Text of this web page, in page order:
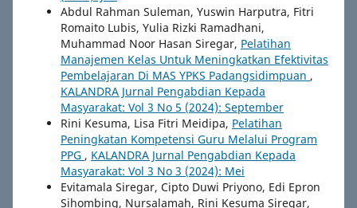
Abdul Rahman Suleman, Yuswin Harputra, Fitri
Romaito Lubis, Yulia Rizki Ramadhani,
Muhammad Noor Hasan Siregar, Pelatihan
Manajemen Kelas Untuk Meningkatkan Efektivitas
Pembelajaran Di MAS YPKS Padangsidimpuan ,
KALANDRA Jurnal Pengabdian Kepada
Masyarakat: Vol 3 No 5 (2024): September
Rini Kesuma, Lisa Fitri Meidipa, Pelatihan
Peningkatan Kompetensi Guru Melalui Program
PPG , KALANDRA Jurnal Pengabdian Kepada
Masyarakat: Vol 3 No 3 (2024): Mei
Evitamala Siregar, Cipto Duwi Priyono, Edi Epron
Sihombing, Nursalamah, Rini Kesuma Siregar,